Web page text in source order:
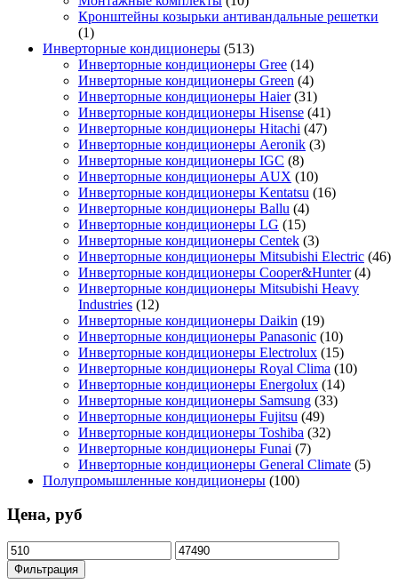
Кронштейны козырьки антивандальные решетки
(1)
Инверторные кондиционеры (513)
Инверторные кондиционеры Gree (14)
Инверторные кондиционеры Green (4)
Инверторные кондиционеры Haier (31)
Инверторные кондиционеры Hisense (41)
Инверторные кондиционеры Hitachi (47)
Инверторные кондиционеры Aeronik (3)
Инверторные кондиционеры IGC (8)
Инверторные кондиционеры AUX (10)
Инверторные кондиционеры Kentatsu (16)
Инверторные кондиционеры Ballu (4)
Инверторные кондиционеры LG (15)
Инверторные кондиционеры Centek (3)
Инверторные кондиционеры Mitsubishi Electric (46)
Инверторные кондиционеры Cooper&Hunter (4)
Инверторные кондиционеры Mitsubishi Heavy
Industries (12)
Инверторные кондиционеры Daikin (19)
Инверторные кондиционеры Panasonic (10)
Инверторные кондиционеры Electrolux (15)
Инверторные кондиционеры Royal Clima (10)
Инверторные кондиционеры Energolux (14)
Инверторные кондиционеры Samsung (33)
Инверторные кондиционеры Fujitsu (49)
Инверторные кондиционеры Toshiba (32)
Инверторные кондиционеры Funai (7)
Инверторные кондиционеры General Climate (5)
Полупромышленные кондиционеры (100)
Цена, руб
Минимальная
цена
Максимальная
цена
Фильтрация